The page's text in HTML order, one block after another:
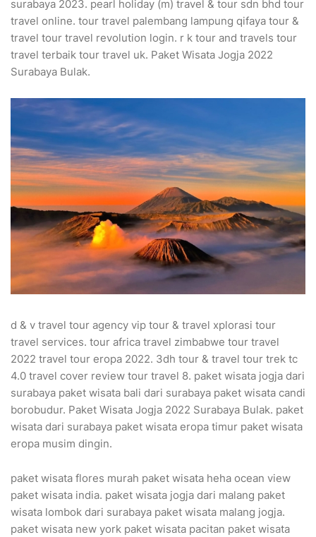
surabaya 2023. pearl holiday (m) travel & tour sdn bhd tour
travel online. tour travel palembang lampung qifaya tour &
travel tour travel revolution login. r k tour and travels tour
travel terbaik tour travel uk. Paket Wisata Jogja 2022
Surabaya Bulak.
d & v travel tour agency vip tour & travel xplorasi tour
travel services. tour africa travel zimbabwe tour travel
2022 travel tour eropa 2022. 3dh tour & travel tour trek tc
4.0 travel cover review tour travel 8. paket wisata jogja dari
surabaya paket wisata bali dari surabaya paket wisata candi
borobudur. Paket Wisata Jogja 2022 Surabaya Bulak. paket
wisata dari surabaya paket wisata eropa timur paket wisata
eropa musim dingin.
paket wisata flores murah paket wisata heha ocean view
paket wisata india. paket wisata jogja dari malang paket
wisata lombok dari surabaya paket wisata malang jogja.
paket wisata new york paket wisata pacitan paket wisata